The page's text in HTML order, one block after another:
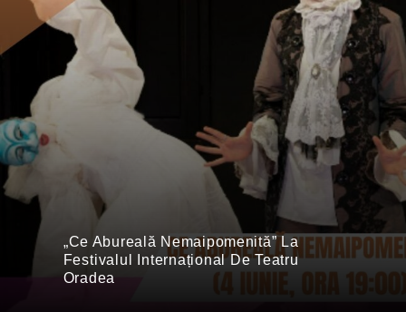
„Ce Abureală Nemaipomenită” La
Festivalul Internațional De Teatru
Oradea